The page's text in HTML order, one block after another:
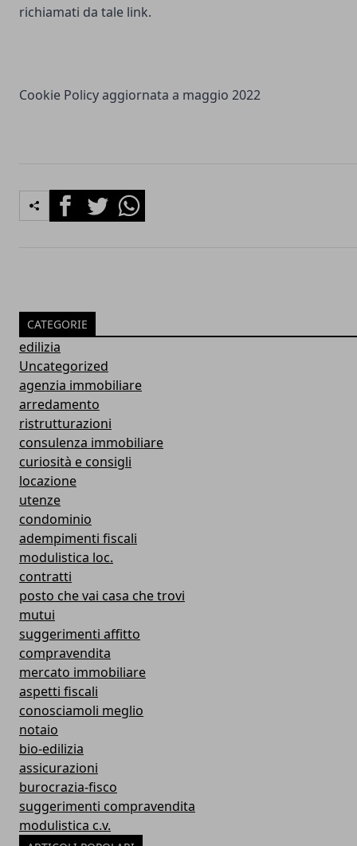
richiamati da tale link.
Cookie Policy aggiornata a maggio 2022
FacebookTwitterWhatsapp
CATEGORIE
edilizia
Uncategorized
agenzia immobiliare
arredamento
ristrutturazioni
consulenza immobiliare
curiosità e consigli
locazione
utenze
condominio
adempimenti fiscali
modulistica loc.
contratti
posto che vai casa che trovi
mutui
suggerimenti affitto
compravendita
mercato immobiliare
aspetti fiscali
conosciamoli meglio
notaio
bio-edilizia
assicurazioni
burocrazia-fisco
suggerimenti compravendita
modulistica c.v.